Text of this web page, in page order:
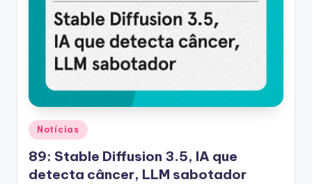
Posted
in
Notícias
89: Stable Diffusion 3.5, IA que
detecta câncer, LLM sabotador